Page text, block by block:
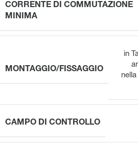
CORRENTE DI COMMUTAZIONE
MINIMA
MONTAGGIO/FISSAGGIO
in
CAMPO DI CONTROLLO